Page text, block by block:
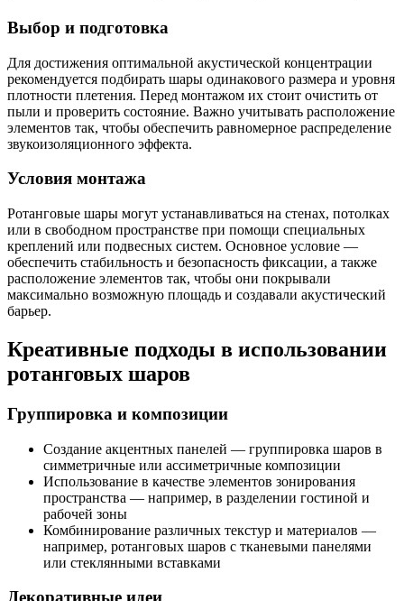
Выбор и подготовка
Для достижения оптимальной акустической концентрации
рекомендуется подбирать шары одинакового размера и уровня
плотности плетения. Перед монтажом их стоит очистить от
пыли и проверить состояние. Важно учитывать расположение
элементов так, чтобы обеспечить равномерное распределение
звукоизоляционного эффекта.
Условия монтажа
Ротанговые шары могут устанавливаться на стенах, потолках
или в свободном пространстве при помощи специальных
креплений или подвесных систем. Основное условие —
обеспечить стабильность и безопасность фиксации, а также
расположение элементов так, чтобы они покрывали
максимально возможную площадь и создавали акустический
барьер.
Креативные подходы в использовании
ротанговых шаров
Группировка и композиции
Создание акцентных панелей — группировка шаров в
симметричные или ассиметричные композиции
Использование в качестве элементов зонирования
пространства — например, в разделении гостиной и
рабочей зоны
Комбинирование различных текстур и материалов —
например, ротанговых шаров с тканевыми панелями
или стеклянными вставками
Декоративные идеи